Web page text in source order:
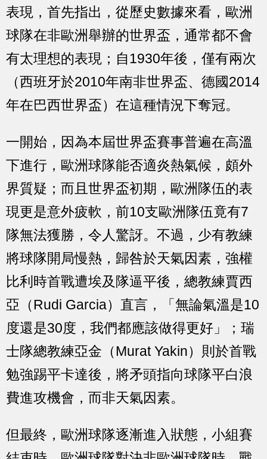
表現，首先指出，從歷史數據來看，歐洲
球隊在非歐洲舉辦的世界盃，通常都不會
有太理想的表現；自1930年後，僅有兩次
（西班牙於2010年南非世界盃、德國2014
年在巴西世界盃）在這種情況下奪冠。
一開始，因為本屆世界盃賽事普遍在高溫
下進行，歐洲球隊能否適炎熱氣候，頗外
界質疑；而且世界盃初期，歐洲隊伍的表
現更是意外疲軟，前10支歐洲隊伍竟有7
隊無法獲勝，令人驚訝。不過，少有教練
將球隊開局慢熱，歸咎於天氣因素，強權
比利時首戰遭埃及隊逼平後，總教練賈西
亞（Rudi Garcia）直言，「無論氣溫是10
度還是30度，我們都應該做得更好」；瑞
士隊總教練亞金（Murat Yakin）則於首戰
勉強踢平卡達後，將矛頭指向球隊平白浪
費進攻機會，而非天氣因素。
但最終，歐洲球隊逐漸進入狀態，小組賽